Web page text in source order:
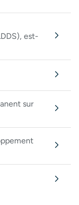
est-
sur